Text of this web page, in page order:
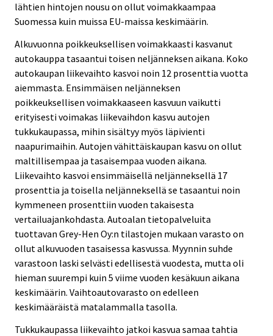
lähtien hintojen nousu on ollut voimakkaampaa
Suomessa kuin muissa EU-maissa keskimäärin.
Alkuvuonna poikkeuksellisen voimakkaasti kasvanut
autokauppa tasaantui toisen neljänneksen aikana. Koko
autokaupan liikevaihto kasvoi noin 12 prosenttia vuotta
aiemmasta. Ensimmäisen neljänneksen
poikkeuksellisen voimakkaaseen kasvuun vaikutti
erityisesti voimakas liikevaihdon kasvu autojen
tukkukaupassa, mihin sisältyy myös läpivienti
naapurimaihin. Autojen vähittäiskaupan kasvu on ollut
maltillisempaa ja tasaisempaa vuoden aikana.
Liikevaihto kasvoi ensimmäisellä neljänneksellä 17
prosenttia ja toisella neljänneksellä se tasaantui noin
kymmeneen prosenttiin vuoden takaisesta
vertailuajankohdasta. Autoalan tietopalveluita
tuottavan Grey-Hen Oy:n tilastojen mukaan varasto on
ollut alkuvuoden tasaisessa kasvussa. Myynnin suhde
varastoon laski selvästi edellisestä vuodesta, mutta oli
hieman suurempi kuin 5 viime vuoden kesäkuun aikana
keskimäärin. Vaihtoautovarasto on edelleen
keskimääräistä matalammalla tasolla.
Tukkukaupassa liikevaihto jatkoi kasvua samaa tahtia